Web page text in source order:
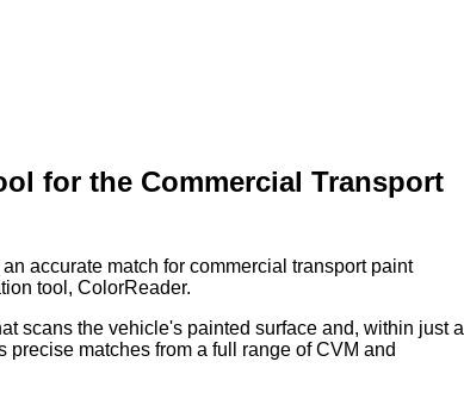
for the Commercial Transport
accurate match for commercial transport paint
tool, ColorReader.
scans the vehicle's painted surface and, within just a
matches from a full range of CVM and